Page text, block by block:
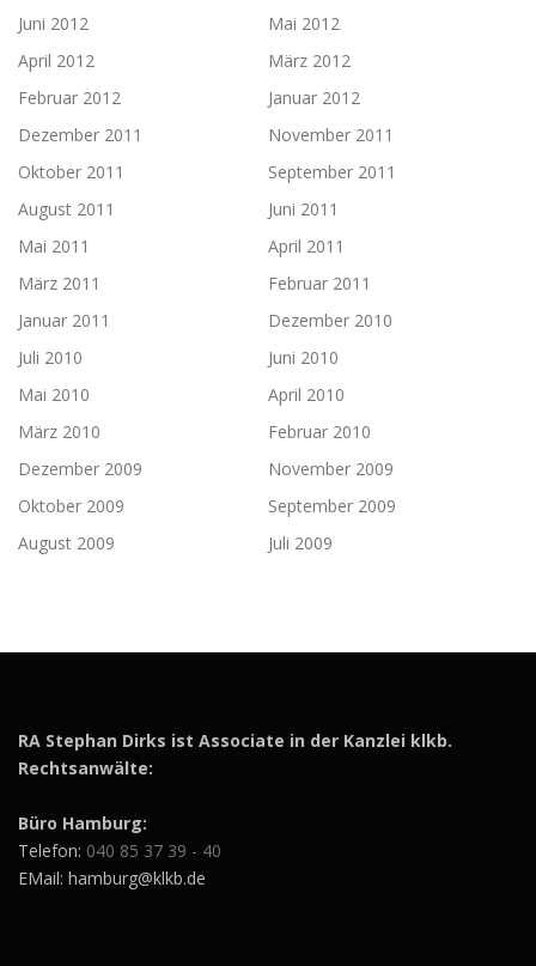
Juni 2012
Mai 2012
April 2012
März 2012
Februar 2012
Januar 2012
Dezember 2011
November 2011
Oktober 2011
September 2011
August 2011
Juni 2011
Mai 2011
April 2011
März 2011
Februar 2011
Januar 2011
Dezember 2010
Juli 2010
Juni 2010
Mai 2010
April 2010
März 2010
Februar 2010
Dezember 2009
November 2009
Oktober 2009
September 2009
August 2009
Juli 2009
RA Stephan Dirks ist Associate in der Kanzlei klkb.
Rechtsanwälte:
Büro Hamburg:
Telefon: 040 85 37 39 - 40
EMail: hamburg@klkb.de